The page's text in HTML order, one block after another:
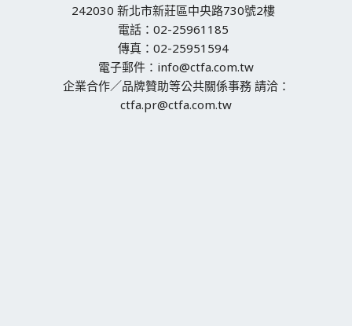
242030 新北市新莊區中央路730號2樓
電話：02-25961185
傳真：02-25951594
電子郵件：info@ctfa.com.tw
企業合作／品牌贊助等公共關係事務 請洽：
ctfa.pr@ctfa.com.tw